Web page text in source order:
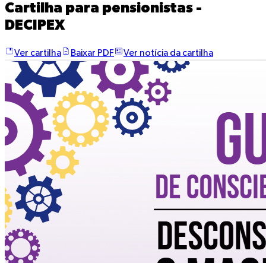
Cartilha para pensionistas -
DECIPEX
Ver cartilha Baixar PDF Ver notícia da cartilha